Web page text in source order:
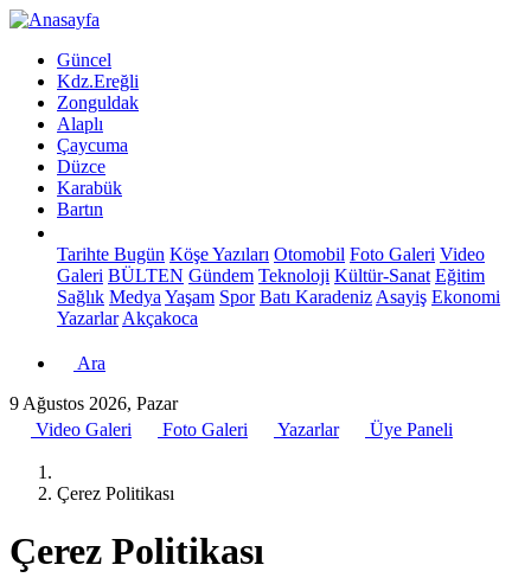
Güncel
Kdz.Ereğli
Zonguldak
Alaplı
Çaycuma
Düzce
Karabük
Bartın
Tarihte Bugün Köşe Yazıları Otomobil Foto Galeri Video
Galeri BÜLTEN Gündem Teknoloji Kültür-Sanat Eğitim
Sağlık Medya Yaşam Spor Batı Karadeniz Asayiş Ekonomi
Yazarlar Akçakoca
Ara
9 Ağustos 2026, Pazar
Video Galeri
Foto Galeri Yazarlar Üye Paneli
Çerez Politikası
Çerez Politikası